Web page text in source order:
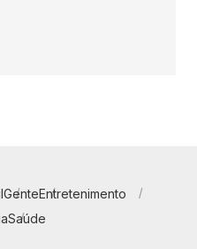
GenteEntretenimento
Saúde